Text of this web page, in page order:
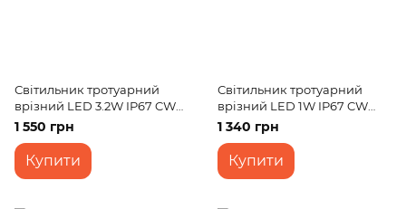
Світильник тротуарний
врізний LED 3.2W IP67 CW
(BY-19/49)
1 550 грн
Купити
Світильник тротуарний
врізний LED 1W IP67 CW
(BY-15/16)
1 340 грн
Купити